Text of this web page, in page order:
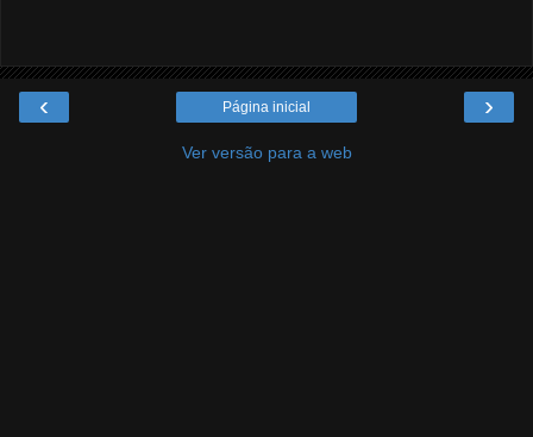
‹ ›
Página inicial
Ver versão para a web